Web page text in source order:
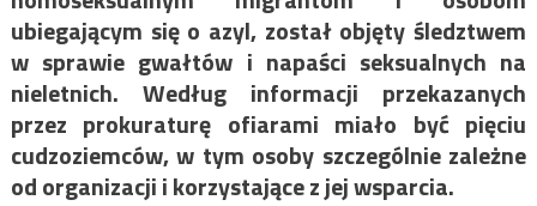
ubiegającym się o azyl, został objęty śledztwem
w sprawie gwałtów i napaści seksualnych na
nieletnich. Według informacji przekazanych
przez prokuraturę ofiarami miało być pięciu
cudzoziemców, w tym osoby szczególnie zależne
od organizacji i korzystające z jej wsparcia.